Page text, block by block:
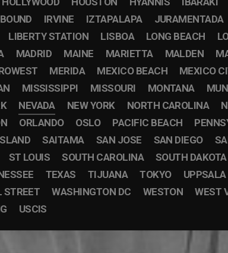
IRVINE IZTAPALAPA JURAMENTADA
LIBERTY STATION LISBOA LONG BEACH
MADRID MAINE MARIETTA MALDEN
MERIDA MEXICO BEACH MEXICO
MISSISSIPPI MISSOURI MONTANA
NEVADA NEW YORK NORTH CAROLINA
ORLANDO OSLO PACIFIC BEACH
SAITAMA SAN JOSE SAN DIEGO
ST LOUIS SOUTH CAROLINA SOUTH DAKOTA
TEXAS TIJUANA TOKYO UPPSALA
STREET WASHINGTON DC WESTON WEST
USCIS